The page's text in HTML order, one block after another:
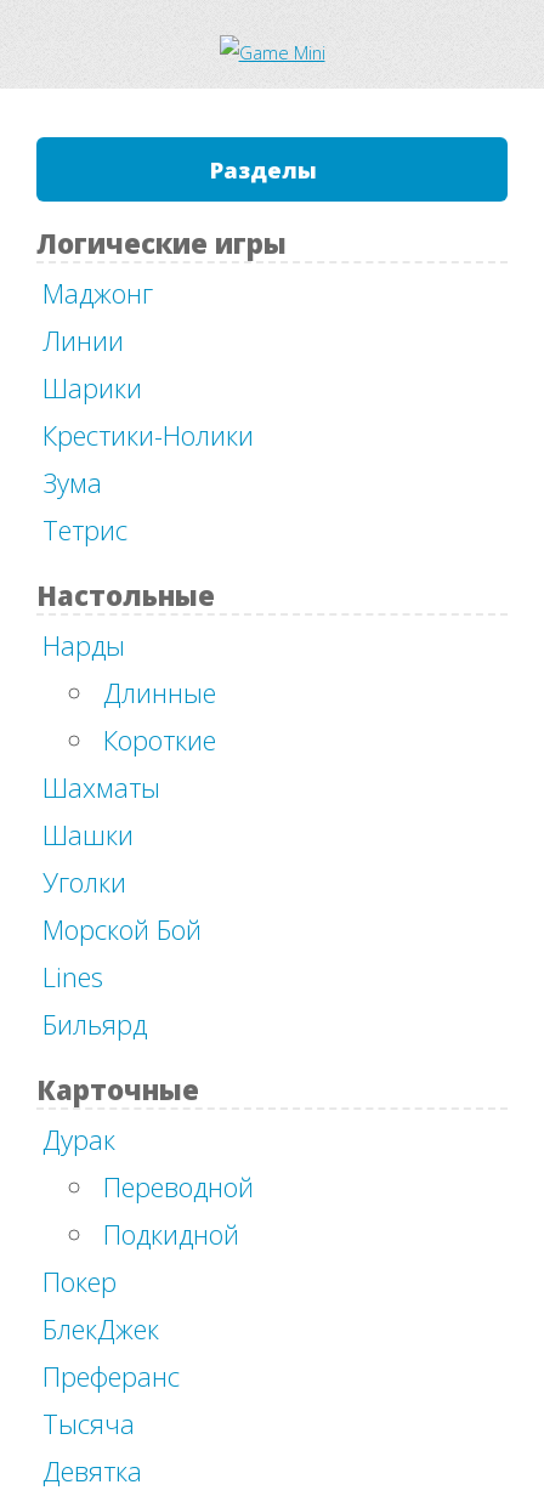
Разделы
Логические игры
Маджонг
Линии
Шарики
Крестики-Нолики
Зума
Тетрис
Настольные
Нарды
Длинные
Короткие
Шахматы
Шашки
Уголки
Морской Бой
Lines
Бильярд
Карточные
Дурак
Переводной
Подкидной
Покер
БлекДжек
Преферанс
Тысяча
Девятка